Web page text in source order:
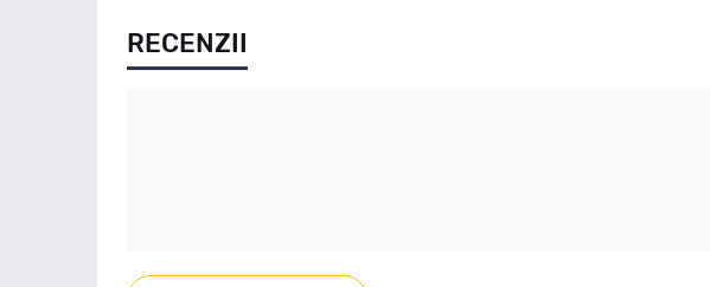
RECENZII